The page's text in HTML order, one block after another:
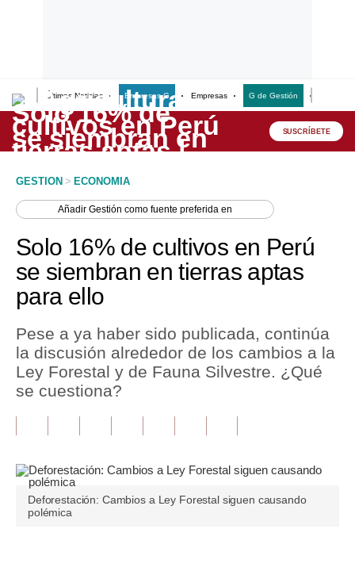
Últimas Noticias Empresas G Empresas G de Gestión
Lo último
Peru Quiosco
Economía
Mercados
Política
Tu Dinero
Finanzas Personales
Plus G
Opinión
SUSCRÍBETE
GESTION > ECONOMIA
AñadirGestión como fuente preferida en
Solo 16% de cultivos en Perú
se siembran en tierras aptas
para ello
Pese a ya haber sido publicada, continúa
la discusión alrededor de los cambios a la
Ley Forestal y de Fauna Silvestre. ¿Qué
se cuestiona?
Deforestación: Cambios a Ley Forestal siguen causando
polémica